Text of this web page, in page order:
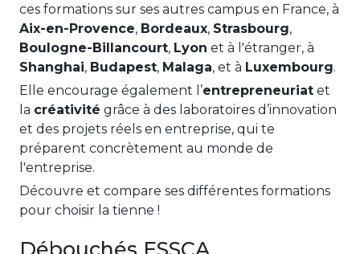
ces formations sur ses autres campus en France, à
Aix-en-Provence, Bordeaux, Strasbourg,
Boulogne-Billancourt, Lyon et à l'étranger, à
Shanghai, Budapest, Malaga, et à Luxembourg.
Elle encourage également l’entrepreneuriat et
la créativité grâce à des laboratoires d’innovation
et des projets réels en entreprise, qui te
préparent concrètement au monde de
l'entreprise.
Découvre et compare ses différentes formations
pour choisir la tienne !
Débouchés ESSCA